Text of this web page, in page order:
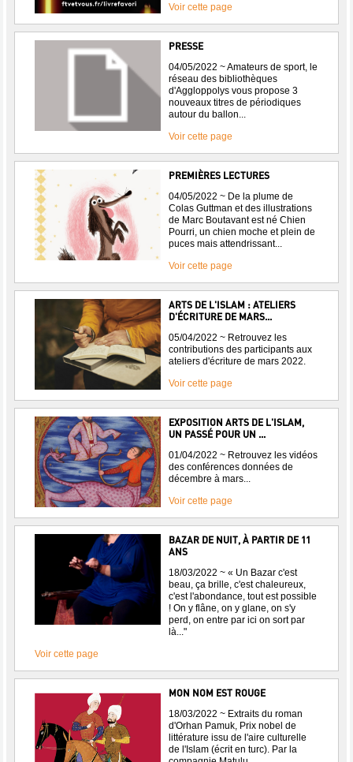
Voir cette page
PRESSE
04/05/2022 ~ Amateurs de sport, le
réseau des bibliothèques
d'Aggloppolys vous propose 3
nouveaux titres de périodiques
autour du ballon...
Voir cette page
PREMIÈRES LECTURES
04/05/2022 ~ De la plume de
Colas Guttman et des illustrations
de Marc Boutavant est né Chien
Pourri, un chien moche et plein de
puces mais attendrissant...
Voir cette page
ARTS DE L'ISLAM : ATELIERS
D'ÉCRITURE DE MARS...
05/04/2022 ~ Retrouvez les
contributions des participants aux
ateliers d'écriture de mars 2022.
Voir cette page
EXPOSITION ARTS DE L'ISLAM,
UN PASSÉ POUR UN ...
01/04/2022 ~ Retrouvez les vidéos
des conférences données de
décembre à mars...
Voir cette page
BAZAR DE NUIT, À PARTIR DE 11
ANS
18/03/2022 ~ « Un Bazar c'est
beau, ça brille, c'est chaleureux,
c'est l'abondance, tout est possible
! On y flâne, on y glane, on s'y
perd, on entre par ici on sort par
là..."
Voir cette page
MON NOM EST ROUGE
18/03/2022 ~ Extraits du roman
d'Orhan Pamuk, Prix nobel de
littérature issu de l'aire culturelle
de l'Islam (écrit en turc). Par la